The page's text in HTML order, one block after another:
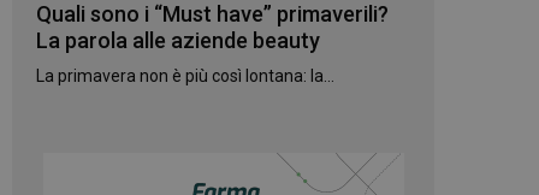
Quali sono i “Must have” primaverili?
La parola alle aziende beauty
La primavera non è più così lontana: la...
Analytics per
Cookie-
consenso sui
banner dei